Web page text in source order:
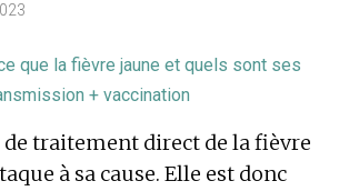
que la fièvre jaune et quels sont ses
+ vaccination
de traitement direct de la fièvre
à sa cause. Elle est donc